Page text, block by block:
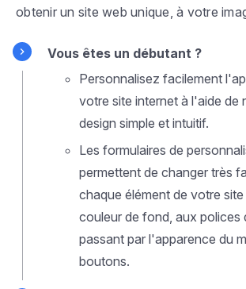
obtenir un site web unique, à votre
Vous êtes un débutant ?
Personnalisez facilement
votre site internet à l'aide de
design simple et intuitif.
Les formulaires de
permettent de changer très
chaque élément de votre
couleur de fond, aux polices
passant par l'apparence du
boutons.